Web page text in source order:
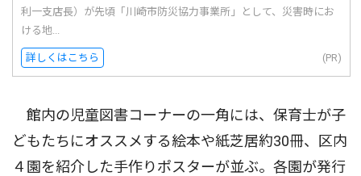
利一支店長）が先頃「川崎市防災協力事業所」として、災害時にお
ける地...
詳しくはこちら (PR)
館内の児童図書コーナーの一角には、保育士が子
どもたちにオススメする絵本や紙芝居約30冊、区内
４園を紹介した手作りポスターが並ぶ。各園が発行